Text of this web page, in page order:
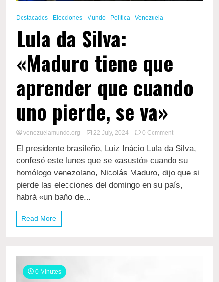
Destacados Elecciones Mundo Política Venezuela
Lula da Silva:
«Maduro tiene que
aprender que cuando
uno pierde, se va»
venezuelamundo.org 22 July, 2024 0 Commenton
da
Silva:
tiene
que
El presidente brasileño, Luiz Inácio Lula da Silva,
confesó este lunes que se «asustó» cuando su
homólogo venezolano, Nicolás Maduro, dijo que si
pierde las elecciones del domingo en su país,
habrá «un baño de...
Read More
0 Minutes